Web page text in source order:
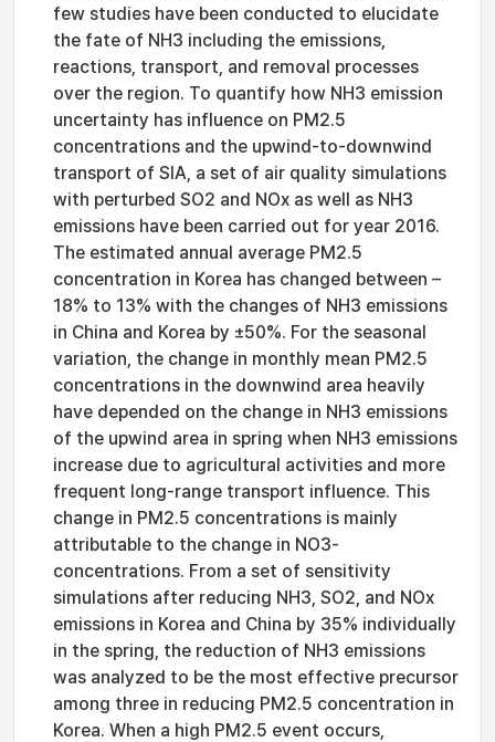
few studies have been conducted to elucidate
the fate of NH3 including the emissions,
reactions, transport, and removal processes
over the region. To quantify how NH3 emission
uncertainty has influence on PM2.5
concentrations and the upwind-to-downwind
transport of SIA, a set of air quality simulations
with perturbed SO2 and NOx as well as NH3
emissions have been carried out for year 2016.
The estimated annual average PM2.5
concentration in Korea has changed between –
18% to 13% with the changes of NH3 emissions
in China and Korea by ±50%. For the seasonal
variation, the change in monthly mean PM2.5
concentrations in the downwind area heavily
have depended on the change in NH3 emissions
of the upwind area in spring when NH3 emissions
increase due to agricultural activities and more
frequent long-range transport influence. This
change in PM2.5 concentrations is mainly
attributable to the change in NO3-
concentrations. From a set of sensitivity
simulations after reducing NH3, SO2, and NOx
emissions in Korea and China by 35% individually
in the spring, the reduction of NH3 emissions
was analyzed to be the most effective precursor
among three in reducing PM2.5 concentration in
Korea. When a high PM2.5 event occurs,